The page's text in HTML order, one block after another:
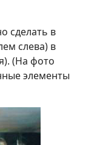
сделать в
слева) в
(На фото
элементы